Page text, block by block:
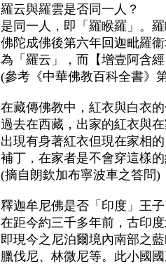
羅云與羅雲是否同一人？
是同一人，即「羅睺羅」。
佛陀成佛後第六年回迦毗羅
為「羅云」，而【增壹阿含經
(參考《中華佛教百科全書》
在藏傳佛教中，紅衣與白衣
過去在西藏，出家的紅衣與
出現有身著紅衣但現在家相
補丁，在家者是不會穿這樣
(摘自朗欽加布寧波車之答問)
釋迦牟尼佛是否「印度」王子
在距今約三千多年前，古印
即現今之尼泊爾境內南部之
臘伐尼、林微尼等。此小國